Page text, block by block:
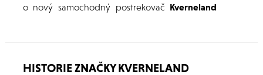
o nový samochodný postrekovač Kverneland
HISTORIE ZNAČKY KVERNELAND